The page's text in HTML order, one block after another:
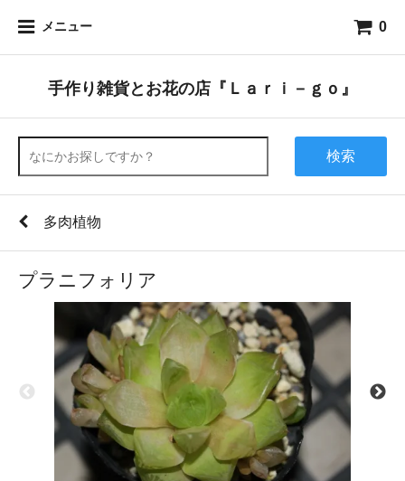
メニュー 0
手作り雑貨とお花の店『Ｌａｒｉ－ｇｏ』
検索
多肉植物
プラニフォリア